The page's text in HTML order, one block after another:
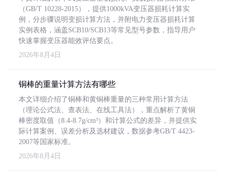
（GB/T 10228-2015），提供1000kVA变压器损耗计算实
例，分步骤说明变损计算方法，并附电力变压器损耗计算
实例表格，涵盖SCB10/SCB13等常见型号参数，指导用户
快速掌握变压器能效评估要点。
2026年8月4日
铜棒的重量计算方法有哪些
本文详细介绍了铜棒和黄铜棒重量的三种常用计算方法
（理论公式法、查表法、在线工具法），重点解析了黄铜
棒密度取值（8.4-8.7g/cm³）和计算公式的差异，并提供实
际计算案例、误差分析及选材建议，数据参考GB/T 4423-
2007等国家标准。
2026年8月4日